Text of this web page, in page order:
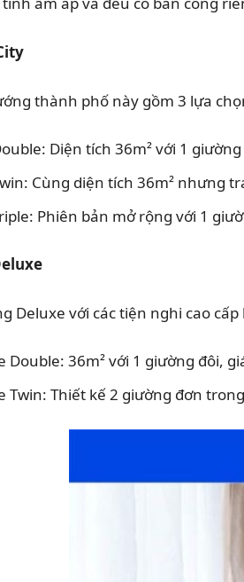
thành phố này gồm 3 lựa
Diện tích 36m² với 1
Cùng diện tích 36m² nhưng
Phiên bản mở rộng với 1
Deluxe với các tiện nghi cao
Double: 36m² với 1 giường đôi,
Twin: Thiết kế 2 giường đơn